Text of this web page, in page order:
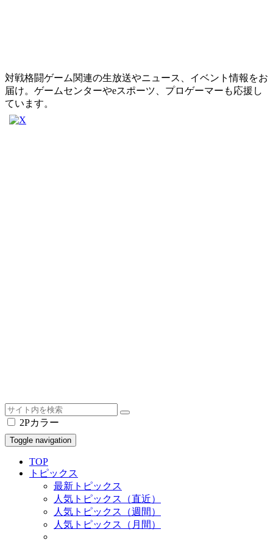
対戦格闘ゲーム関連の生放送やニュース、イベント情報をお
届け。ゲームセンターやeスポーツ、プロゲーマーも応援し
ています。
2Pカラー
Toggle navigation
TOP
トピックス
最新トピックス
人気トピックス（直近）
人気トピックス（週間）
人気トピックス（月間）